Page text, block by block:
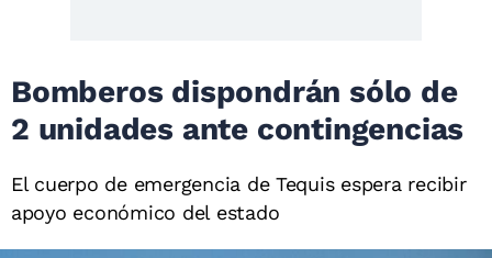
Bomberos dispondrán sólo de
2 unidades ante contingencias
El cuerpo de emergencia de Tequis espera recibir
apoyo económico del estado